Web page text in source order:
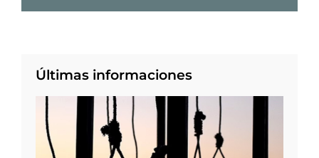
Últimas informaciones